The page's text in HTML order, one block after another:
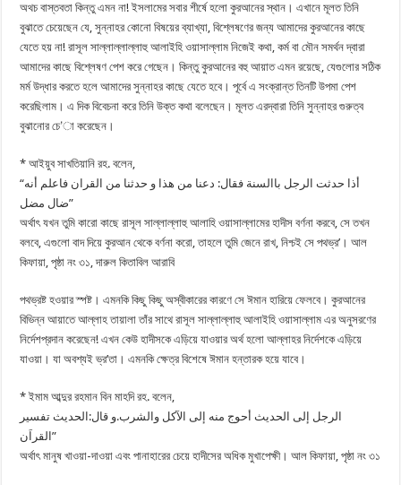
অথচ বাস্তবতা কিন্তু এমন না! ইসলামের সবার শীর্ষে হলো কুরআনের স্থান। এখানে মূলত তিনি
বুঝাতে চেয়েছেন যে, সুন্নাহর কোনো বিষয়ের ব্যাখ্যা, বিশ্লেষণের জন্য আমাদের কুরআনের কাছে
যেতে হয় না! রাসূল সাল্লাল্লাল্লাহু আলাইহি ওয়াসাল্লাম নিজেই কথা, কর্ম বা মৌন সমর্থন দ্বারা
আমাদের কাছে বিশ্লেষণ পেশ করে গেছেন। কিন্তু কুরআনের বহু আয়াত এমন রয়েছে, যেগুলোর সঠিক
মর্ম উদ্ধার করতে হলে আমাদের সুন্নাহর কাছে যেতে হবে। পূর্বে এ সংক্রান্ত তিনটি উপমা পেশ
করেছিলাম। এ দিক বিবেচনা করে তিনি উক্ত কথা বলেছেন। মূলত এরদ্বারা তিনি সুন্নাহর গুরুত্ব
বুঝানোর চে’া করেছেন।
* আইয়ুব সাখতিয়ানি রহ. বলেন,
“أذا حدثت الرجل باالسنة فقال: دعنا من هذا و حدثنا من القران فاعلم أنه
ضال مضل”
অর্থাৎ যখন তুমি কারো কাছে রাসূল সাল্লাল্লাহু আলাহি ওয়াসাল্লামের হাদীস বর্ণনা করবে, সে তখন
বলবে, এগুলো বাদ দিয়ে কুরআন থেকে বর্ণনা করো, তাহলে তুমি জেনে রাখ, নিশ্চই সে পথভ্র’। আল
কিফায়া, পৃষ্ঠা নং ৩১, দারুল কিতাবিল আরাবি
পথভ্রষ্ট হওয়ার স্পষ্ট। এমনকি কিছু কিছু অস্বীকারের কারণে সে ঈমান হারিয়ে ফেলবে। কুরআনের
বিভিন্ন আয়াতে আল্লাহ তায়ালা তাঁর সাথে রাসূল সাল্লাল্লাহু আলাইহি ওয়াসাল্লাম এর অনুসরণের
নির্দেশপ্রদান করেছেন! এখন কেউ হাদীসকে এড়িয়ে যাওয়ার অর্থ হলো আল্লাহর নির্দেশকে এড়িয়ে
যাওয়া। যা অবশ্যই ভ্র’তা। এমনকি ক্ষেত্র বিশেষে ঈমান হন্তারক হয়ে যাবে।
* ইমাম আব্দুর রহমান বিন মাহদি রহ. বলেন,
الرجل إلى الحديث أحوج منه إلى الآكل والشرب.و قال:الحديث تفسير
القراَن”
অর্থাৎ মানুষ খাওয়া-দাওয়া এবং পানাহারের চেয়ে হাদীসের অধিক মুখাপেক্ষী। আল কিফায়া, পৃষ্ঠা নং ৩১